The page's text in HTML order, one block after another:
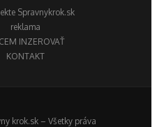
Spravnykrok.sk
reklama
INZEROVAŤ
KONTAKT
krok.sk – Všetky práva